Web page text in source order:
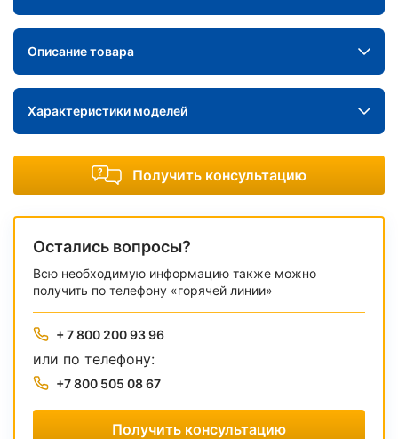
Описание товара
Характеристики моделей
Получить консультацию
Остались вопросы?
Всю необходимую информацию также можно
получить по телефону «горячей линии»
+ 7 800 200 93 96
или по телефону:
+7 800 505 08 67
Получить консультацию